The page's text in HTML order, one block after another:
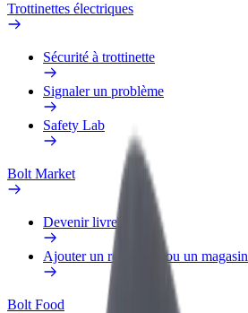
Trottinettes électriques
Sécurité à trottinette
Signaler un problème
Safety Lab
Bolt Market
Devenir livreur
Ajouter un restaurant ou un magasin
Bolt Food